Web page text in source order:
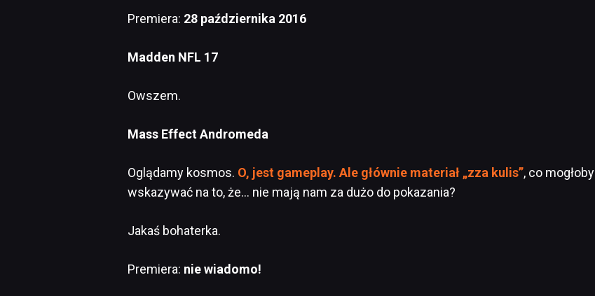
Premiera: 28 października 2016
Madden NFL 17
Owszem.
Mass Effect Andromeda
Oglądamy kosmos. O, jest gameplay. Ale głównie materiał „zza kulis”, co mogłoby
wskazywać na to, że… nie mają nam za dużo do pokazania?
Jakaś bohaterka.
Premiera: nie wiadomo!